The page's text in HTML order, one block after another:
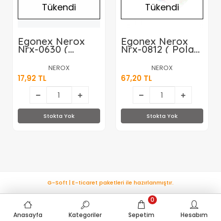
Tükendi
Egonex Nerox
Nrx-0630 (
Meyve Figürlü )
Ocak Mutfak
Çakmak*25x24
NEROX
17,92 TL
Stokta Yok
Tükendi
Egonex Nerox
Nrx-0812 ( Polarlı
) Sıcak Su
Torbası ( 2lt )*50
NEROX
67,20 TL
Stokta Yok
Anasayfa Kategoriler Sepetim
0
Hesabım
G-Soft | E-ticaret paketleri ile hazırlanmıştır.